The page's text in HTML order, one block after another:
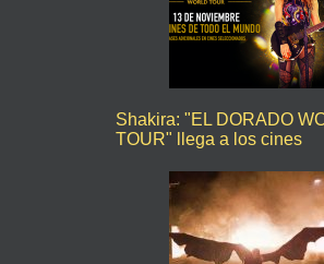
Shakira: "EL DORADO
TOUR" llega a los cines